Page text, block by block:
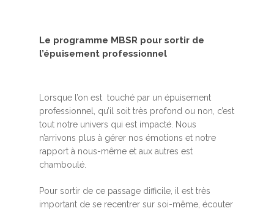
Le programme MBSR pour sortir de
l’épuisement professionnel
Lorsque l’on est touché par un épuisement
professionnel, qu’il soit très profond ou non, c’est
tout notre univers qui est impacté. Nous
n’arrivons plus à gérer nos émotions et notre
rapport à nous-même et aux autres est
chamboulé.
Pour sortir de ce passage difficile, il est très
important de se recentrer sur soi-même, écouter
Accueil